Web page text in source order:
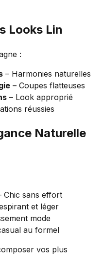
Looks Lin
:
– Harmonies naturelles
– Coupes flatteuses
– Look approprié
réussies
Naturelle
Chic sans effort
et léger
mode
au formel
vos plus